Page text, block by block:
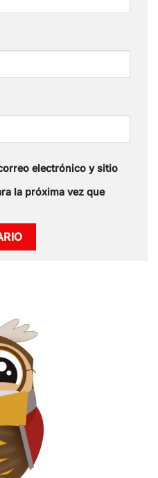
electrónico y sitio
la próxima vez que